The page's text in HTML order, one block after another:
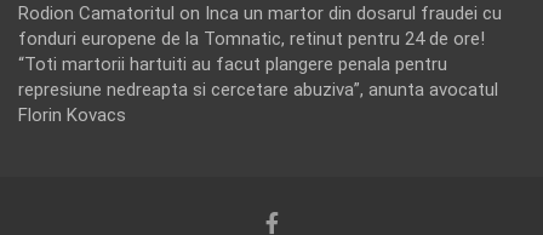
Rodion Camatoritul on Inca un martor din dosarul fraudei cu
fonduri europene de la Tomnatic, retinut pentru 24 de ore!
“Toti martorii hartuiti au facut plangere penala pentru
represiune nedreapta si cercetare abuziva”, anunta avocatul
Florin Kovacs